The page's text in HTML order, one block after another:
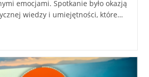
emocjami. Spotkanie było okazją
wiedzy i umiejętności, które…